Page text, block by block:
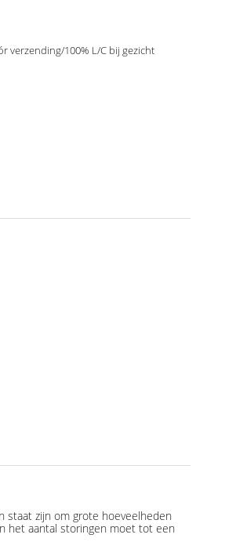
verzending/100% L/C bij gezicht
staat zijn om grote hoeveelheden
het aantal storingen moet tot een